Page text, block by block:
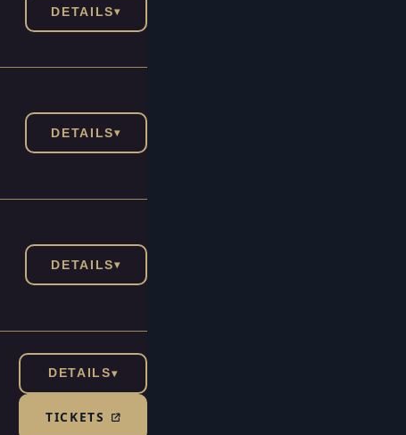
DETAILS▾
DETAILS▾
DETAILS▾
DETAILS▾
TICKETS(TICKETSHOP, ÖFFNET IN NEUEM TAB)